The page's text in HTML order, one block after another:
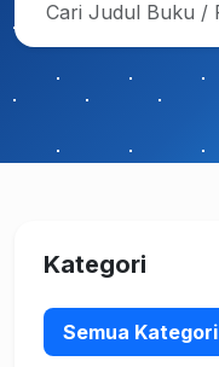
Kategori
Semua Kategori